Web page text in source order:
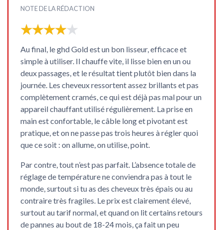
NOTE DE LA RÉDACTION
★★★★★
★★★★★
Au final, le ghd Gold est un bon lisseur, efficace et
simple à utiliser. Il chauffe vite, il lisse bien en un ou
deux passages, et le résultat tient plutôt bien dans la
journée. Les cheveux ressortent assez brillants et pas
complètement cramés, ce qui est déjà pas mal pour un
appareil chauffant utilisé régulièrement. La prise en
main est confortable, le câble long et pivotant est
pratique, et on ne passe pas trois heures à régler quoi
que ce soit : on allume, on utilise, point.
Par contre, tout n’est pas parfait. L’absence totale de
réglage de température ne conviendra pas à tout le
monde, surtout si tu as des cheveux très épais ou au
contraire très fragiles. Le prix est clairement élevé,
surtout au tarif normal, et quand on lit certains retours
de pannes au bout de 18-24 mois, ça fait un peu